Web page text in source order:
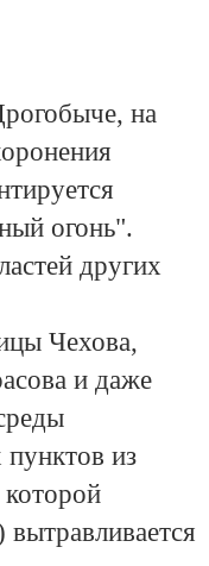
на
огонь".
других
Чехова,
и даже
пунктов из